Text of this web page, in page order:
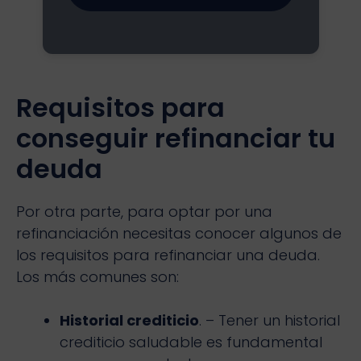
Requisitos para
conseguir refinanciar tu
deuda
Por otra parte, para optar por una
refinanciación necesitas conocer algunos de
los requisitos para refinanciar una deuda.
Los más comunes son:
Historial crediticio. – Tener un historial
crediticio saludable es fundamental